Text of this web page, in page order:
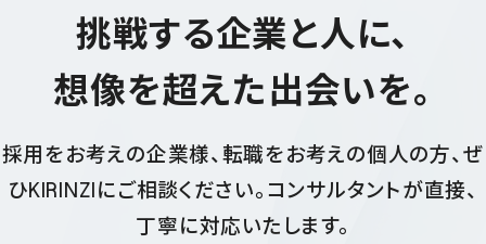
挑戦する企業と人に、
想像を超えた出会いを。
採用をお考えの企業様、転職をお考えの個人の方、ぜ
ひKIRINZIにご相談ください。 コンサルタントが直接、
丁寧に対応いたします。